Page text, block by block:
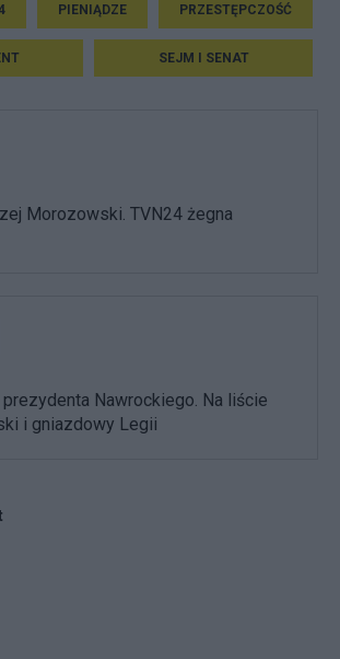
PIENIĄDZE PRZESTĘPCZOŚĆ
SEJM I SENAT
Morozowski. TVN24 żegna
prezydenta Nawrockiego. Na liście
i gniazdowy Legii